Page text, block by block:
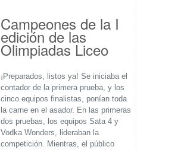
Campeones de la I
edición de las
Olimpiadas Liceo
¡Preparados, listos ya! Se iniciaba el
contador de la primera prueba, y los
cinco equipos finalistas, ponían toda
la carne en el asador. En las primeras
dos pruebas, los equipos Sata 4 y
Vodka Wonders, lideraban la
competición. Mientras, el público